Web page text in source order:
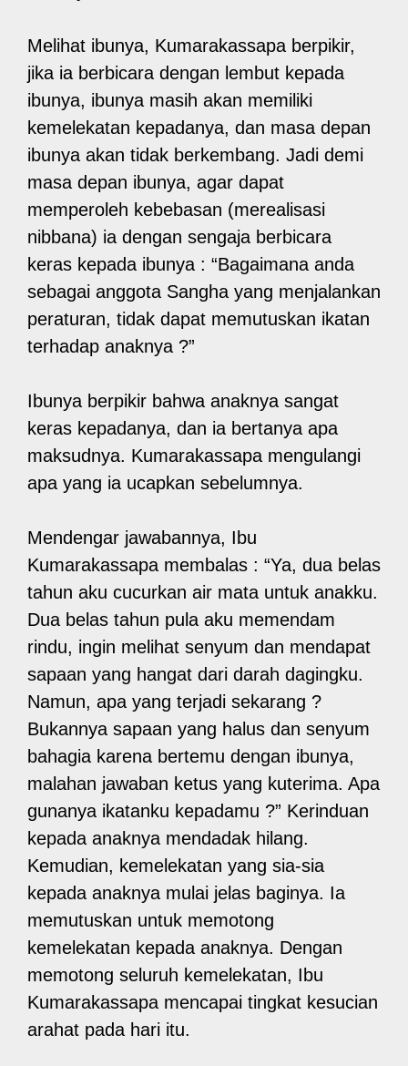
Melihat ibunya, Kumarakassapa berpikir,
jika ia berbicara dengan lembut kepada
ibunya, ibunya masih akan memiliki
kemelekatan kepadanya, dan masa depan
ibunya akan tidak berkembang. Jadi demi
masa depan ibunya, agar dapat
memperoleh kebebasan (merealisasi
nibbana) ia dengan sengaja berbicara
keras kepada ibunya : “Bagaimana anda
sebagai anggota Sangha yang menjalankan
peraturan, tidak dapat memutuskan ikatan
terhadap anaknya ?”
Ibunya berpikir bahwa anaknya sangat
keras kepadanya, dan ia bertanya apa
maksudnya. Kumarakassapa mengulangi
apa yang ia ucapkan sebelumnya.
Mendengar jawabannya, Ibu
Kumarakassapa membalas : “Ya, dua belas
tahun aku cucurkan air mata untuk anakku.
Dua belas tahun pula aku memendam
rindu, ingin melihat senyum dan mendapat
sapaan yang hangat dari darah dagingku.
Namun, apa yang terjadi sekarang ?
Bukannya sapaan yang halus dan senyum
bahagia karena bertemu dengan ibunya,
malahan jawaban ketus yang kuterima. Apa
gunanya ikatanku kepadamu ?” Kerinduan
kepada anaknya mendadak hilang.
Kemudian, kemelekatan yang sia-sia
kepada anaknya mulai jelas baginya. Ia
memutuskan untuk memotong
kemelekatan kepada anaknya. Dengan
memotong seluruh kemelekatan, Ibu
Kumarakassapa mencapai tingkat kesucian
arahat pada hari itu.